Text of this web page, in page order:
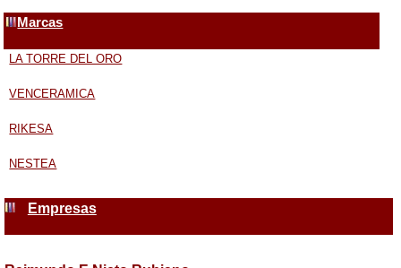
Marcas
LA TORRE DEL ORO
VENCERAMICA
RIKESA
NESTEA
Empresas